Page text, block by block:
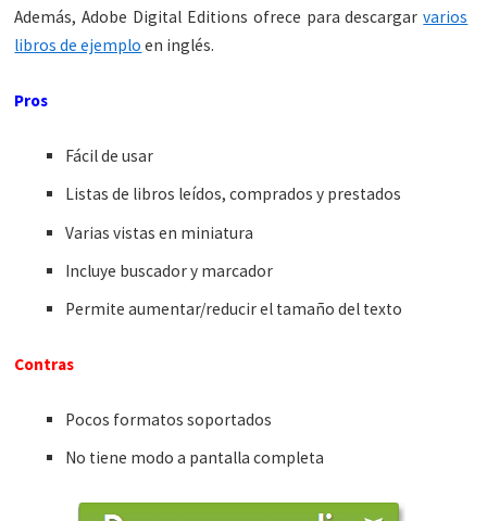
Además, Adobe Digital Editions ofrece para descargarvarios
libros de ejemplo en inglés.
Pros
Fácil de usar
Listas de libros leídos, comprados y prestados
Varias vistas en miniatura
Incluye buscador y marcador
Permite aumentar/reducir el tamaño del texto
Contras
Pocos formatos soportados
No tiene modo a pantalla completa